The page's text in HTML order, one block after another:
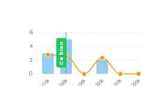
Ce bien
6
4
2
0